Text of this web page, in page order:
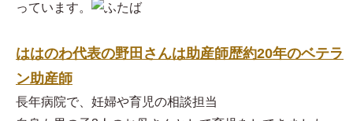
っています。
ははのわ代表の野田さんは助産師歴約20年のベテラ
ン助産師
長年病院で、妊婦や育児の相談担当